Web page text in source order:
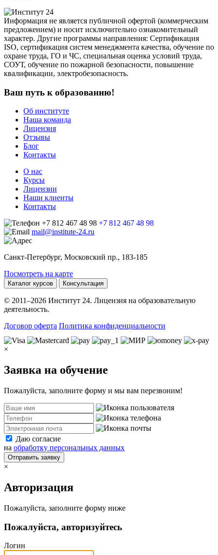
Информация не является публичной офертой (коммерческим
предложением) и носит исключительно ознакомительный
характер. Другие программы направления: Сертификация
ISO, сертификация систем менеджмента качества, обучение по
охране труда, ГО и ЧС, специальная оценка условий труда,
СОУТ, обучение по пожарной безопасности, повышение
квалификации, электробезопасность.
Ваш путь к образованию!
Об институте
Наша команда
Лицензия
Отзывы
Блог
Контакты
О нас
Курсы
Лицензии
Наши клиенты
Контакты
+7 812 467 48 98 +7 812 467 48 98
mail@institute-24.ru
Санкт-Петербург, Московский пр., 183-185
Посмотреть на карте
Каталог курсов Консультация
© 2011–2026 Институт 24. Лицензия на образовательную
деятельность.
Договор оферта Политика конфиденциальности
×
Заявка на обучение
Пожалуйста, заполните форму и мы вам перезвоним!
Даю согласие
на обработку персональных данных
Отправить заявку
×
Авторизация
Пожалуйста, заполните форму ниже
Пожалуйста, авторизуйтесь
Логин